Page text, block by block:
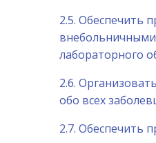
2.5. Обеспечить
лабораторного
2.6.
обо всех
2.7. Обеспечить